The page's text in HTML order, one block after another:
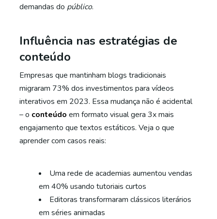
demandas do público.
Influência nas estratégias de
conteúdo
Empresas que mantinham blogs tradicionais
migraram 73% dos investimentos para vídeos
interativos em 2023. Essa mudança não é acidental
– o conteúdo em formato visual gera 3x mais
engajamento que textos estáticos. Veja o que
aprender com casos reais:
Uma rede de academias aumentou vendas
em 40% usando tutoriais curtos
Editoras transformaram clássicos literários
em séries animadas